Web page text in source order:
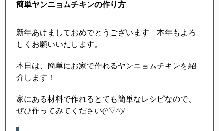
簡単ヤンニョムチキンの作り方
新年あけましておめでとうございます！本年もよろ
しくお願いいたします。
本日は、簡単にお家で作れるヤンニョムチキンを紹
介します！
家にある材料で作れるとても簡単なレシピなので、
ぜひ作ってみてください(^▽^)/